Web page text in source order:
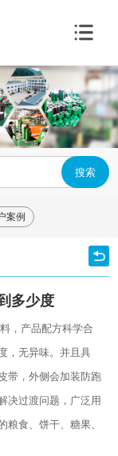
搜索
案例
多少度
，产品配方科学合
，无异味。并且具
带，外侧会加装防跑
决过渡问题，广泛用
食、饼干、糖果、